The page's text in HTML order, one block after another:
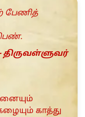
பேணித்
திருவள்ளுவர்
காத்து